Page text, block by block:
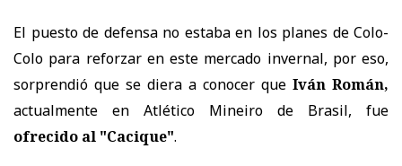
El puesto de defensa no estaba en los planes de Colo-
Colo para reforzar en este mercado invernal, por eso,
sorprendió que se diera a conocer que Iván Román,
actualmente en Atlético Mineiro de Brasil, fue
ofrecido al "Cacique".